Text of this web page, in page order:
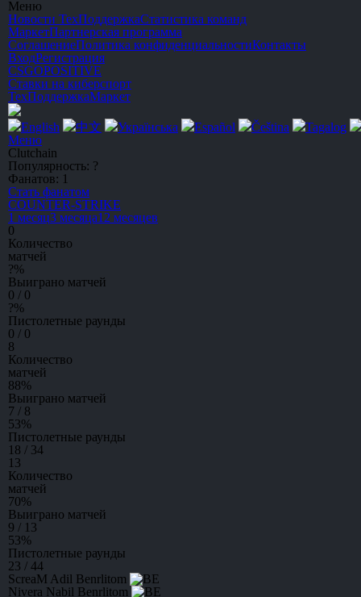
Меню
Новости ТехПоддержкаСтатистика команд
МаркетПартнерская программа
СоглашениеПолитика конфиденциальностиКонтакты
ВходРегистрация
CSGOPOSITIVE
Ставки на киберспорт
ТехПоддержкаМаркет
English 中文 Українська Español Čeština
Tagalog
Меню
Clutchain
Популярность: ?
Фанатов: 1
Стать фанатом
COUNTER-STRIKE
1 месяц3 месяца12 месяцев
0
Количество
матчей
?%
Выиграно матчей
0 / 0
?%
Пистолетные раунды
0 / 0
8
Количество
матчей
88%
Выиграно матчей
7 / 8
53%
Пистолетные раунды
18 / 34
13
Количество
матчей
70%
Выиграно матчей
9 / 13
53%
Пистолетные раунды
23 / 44
ScreaM Adil Benrlitom
Nivera Nabil Benrlitom